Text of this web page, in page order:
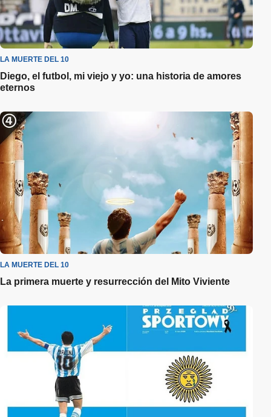
LA MUERTE DEL 10
Diego, el futbol, mi viejo y yo: una historia de amores
eternos
LA MUERTE DEL 10
La primera muerte y resurrección del Mito Viviente